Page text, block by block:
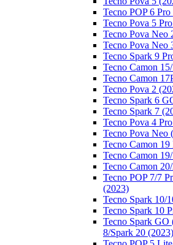
Tecno POP 6
Tecno Pova 5
Tecno Pova Neo
Tecno Pova Neo
Tecno Spark 9
Tecno Camon
Tecno Camon
Tecno Pova 2
Tecno Spark 6
Tecno Spark 7
Tecno Pova 4
Tecno Pova Neo
Tecno Camon
Tecno Camon
Tecno Camon
Tecno POP 7/7
(2023)
Tecno Spark 10/
Tecno Spark 10
Tecno Spark GO
8/Spark 20 (2023)